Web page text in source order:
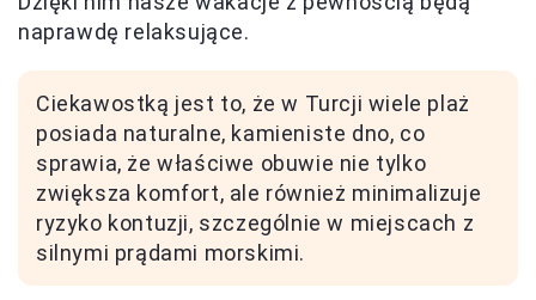
naprawdę relaksujące.
Ciekawostką jest to, że w Turcji wiele plaż
posiada naturalne, kamieniste dno, co
sprawia, że właściwe obuwie nie tylko
zwiększa komfort, ale również minimalizuje
ryzyko kontuzji, szczególnie w miejscach z
silnymi prądami morskimi.